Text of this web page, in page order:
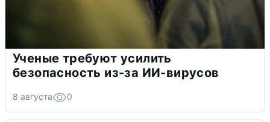
Ученые требуют усилить
безопасность из-за ИИ-вирусов
8 августа 0